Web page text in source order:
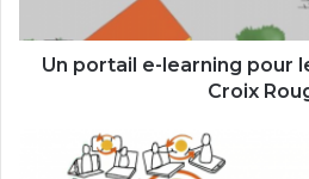
la
CroixUn portail e-learning pour
Croix